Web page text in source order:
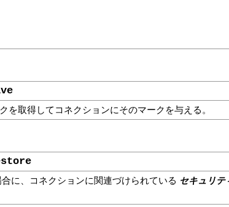
を取得してコネクションにそのマークを与える。
に、コネクションに関連づけられている セキュリテ